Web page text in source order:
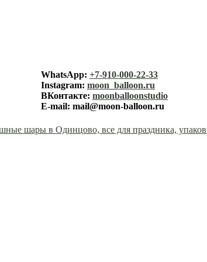
лунный
заказ
WhatsApp: +7-910-000-22-33
Instagram: moon_balloon.ru
ВКонтакте: moonballoonstudio
E-mail: mail@moon-balloon.ru